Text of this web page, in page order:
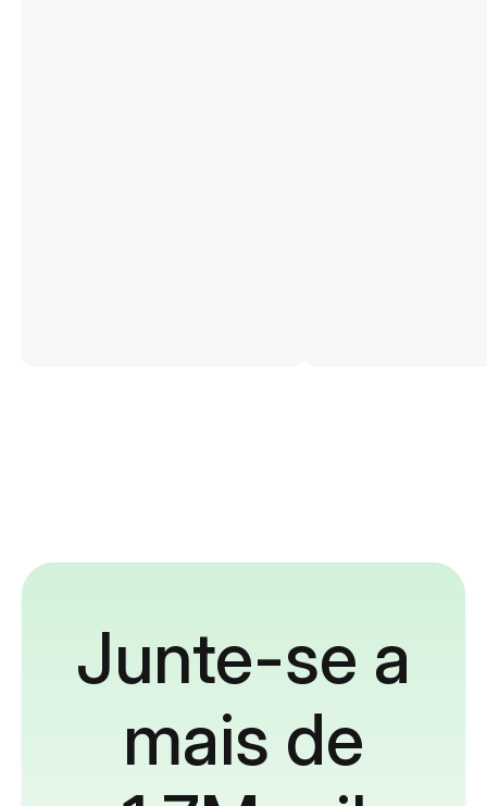
Junte-se a
mais de